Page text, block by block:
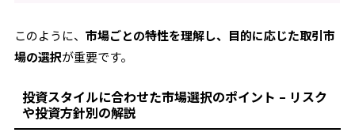
このように、市場ごとの特性を理解し、目的に応じた取引市
場の選択が重要です。
投資スタイルに合わせた市場選択のポイント – リスク
や投資方針別の解説